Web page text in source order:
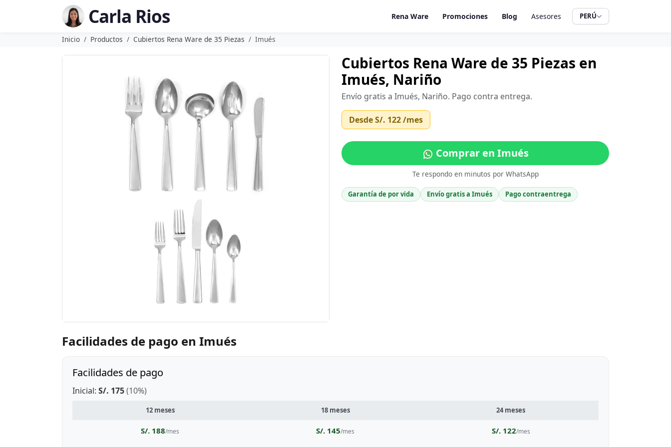
Carla Rios Rena Ware Promociones Blog Asesores PERÚ
Inicio Productos Cubiertos Rena Ware de 35 Piezas Imués
Cubiertos Rena Ware de 35 Piezas en
Imués, Nariño
Envío gratis a Imués, Nariño. Pago contra entrega.
DesdeS/. 122/mes
Comprar en Imués
Te respondo en minutos por WhatsApp
Garantía de por vida Envío gratis a Imués Pago contraentrega
Facilidades de pago en Imués
Facilidades de pago
Inicial: S/. 175(10%)
12 meses 18 meses 24 meses
S/. 188/mes S/. 145/mes S/. 122/mes